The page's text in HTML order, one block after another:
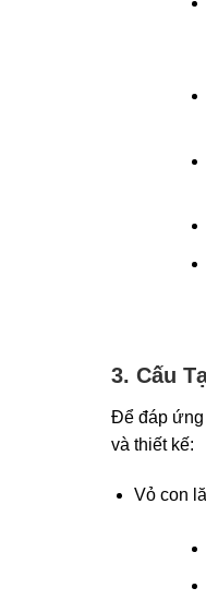
3. Cấu
Để đáp ứng
và thiết kế:
Vỏ con